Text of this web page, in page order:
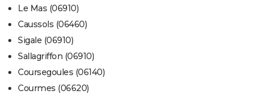
Le Mas (06910)
Caussols (06460)
Sigale (06910)
Sallagriffon (06910)
Coursegoules (06140)
Courmes (06620)